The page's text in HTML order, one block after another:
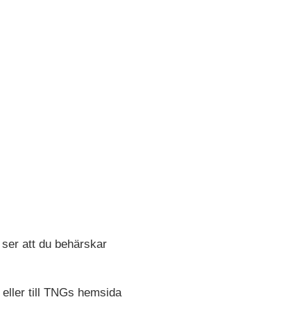
att du behärskar
till TNGs hemsida